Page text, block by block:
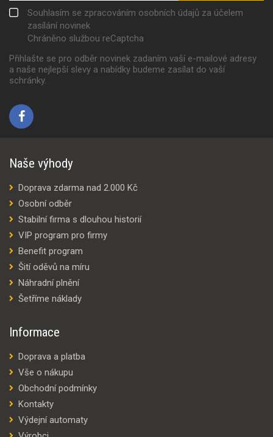
Souhlasím se zpracováním osobních údajů za účelem
zasílání novinek
Chráněno službou reCaptcha
Přihlašte se pro odběr novinek zadaním vaší e-mailové adresy
a naše nejlepší slevy a nabídky budeme zasílat do vaší
schránky.
Naše výhody
Doprava zdarma nad 2.000 Kč
Osobní odběr
Stabilní firma s dlouhou historií
VIP program pro firmy
Benefit program
Šití oděvů na míru
Náhradní plnění
Šetříme náklady
Informace
Doprava a platba
Vše o nákupu
Obchodní podmínky
Kontakty
Výdejní automaty